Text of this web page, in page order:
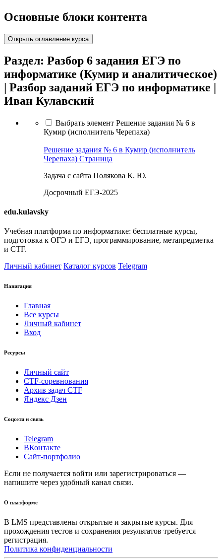
Основные блоки контента
Открыть оглавление курса
Раздел: Разбор 6 задания ЕГЭ по
информатике (Кумир и аналитическое)
| Разбор заданий ЕГЭ по информатике |
Иван Кулавский
Выбрать элемент Решение задания № 6 в
Кумир (исполнитель Черепаха)
Решение задания № 6 в Кумир (исполнитель
Черепаха) Страница
Задача с сайта Полякова К. Ю.
Досрочный ЕГЭ-2025
edu.kulavsky
Учебная платформа по информатике: бесплатные курсы,
подготовка к ОГЭ и ЕГЭ, программирование, метапредметка
и CTF.
Личный кабинет Каталог курсов Telegram
Навигация
Главная
Все курсы
Личный кабинет
Вход
Ресурсы
Личный сайт
CTF-соревнования
Архив задач CTF
Яндекс Дзен
Соцсети и связь
Telegram
ВКонтакте
Сайт-портфолио
Если не получается войти или зарегистрироваться —
напишите через удобный канал связи.
О платформе
В LMS представлены открытые и закрытые курсы. Для
прохождения тестов и сохранения результатов требуется
регистрация.
Политика конфиденциальности